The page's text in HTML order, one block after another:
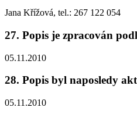
Jana Křížová, tel.: 267 122 054
27. Popis je zpracován
05.11.2010
28. Popis byl naposledy
05.11.2010